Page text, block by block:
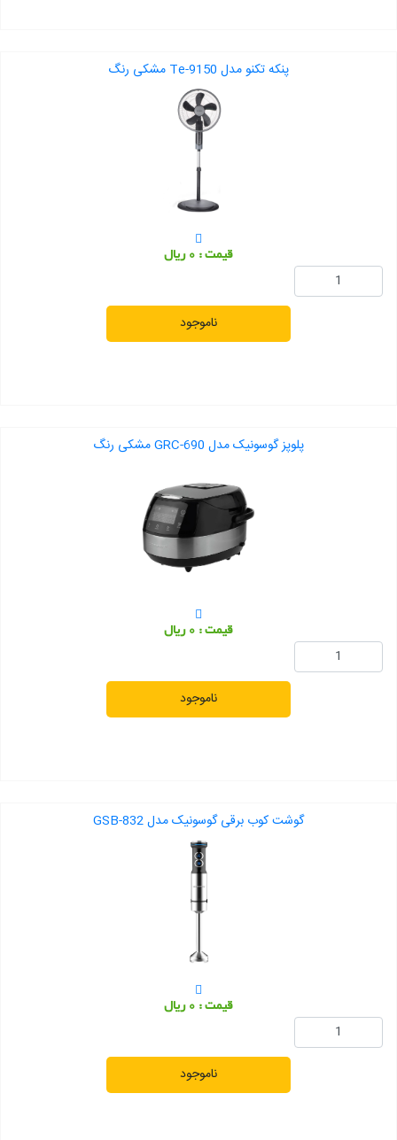
پنکه تکنو مدل Te-9150 مشکی رنگ
قیمت : 0 ریال
ناموجود
پلوپز گوسونیک مدل GRC-690 مشکی رنگ
قیمت : 0 ریال
ناموجود
گوشت کوب برقی گوسونیک مدل GSB-832
قیمت : 0 ریال
ناموجود